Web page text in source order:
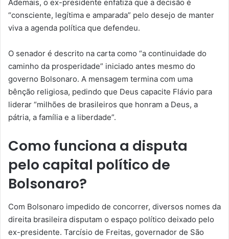
Ademais, o ex-presidente enfatiza que a decisão é
“consciente, legítima e amparada” pelo desejo de manter
viva a agenda política que defendeu.
O senador é descrito na carta como “a continuidade do
caminho da prosperidade” iniciado antes mesmo do
governo Bolsonaro. A mensagem termina com uma
bênção religiosa, pedindo que Deus capacite Flávio para
liderar “milhões de brasileiros que honram a Deus, a
pátria, a família e a liberdade”.
Como funciona a disputa
pelo capital político de
Bolsonaro?
Com Bolsonaro impedido de concorrer, diversos nomes da
direita brasileira disputam o espaço político deixado pelo
ex-presidente. Tarcísio de Freitas, governador de São